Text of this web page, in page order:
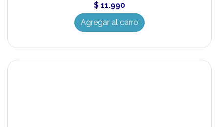
$ 11.990
Agregar al carro